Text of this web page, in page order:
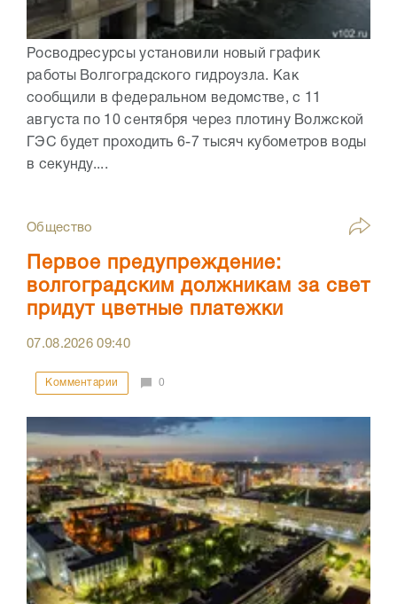
Росводресурсы установили новый график
работы Волгоградского гидроузла. Как
сообщили в федеральном ведомстве, с 11
августа по 10 сентября через плотину Волжской
ГЭС будет проходить 6-7 тысяч кубометров воды
в секунду....
Общество
Первое предупреждение:
волгоградским должникам за свет
придут цветные платежки
07.08.202609:40
Комментарии 0